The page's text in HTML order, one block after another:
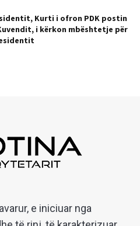
Kurti i ofron PDK postin
i kërkon mbështetje për
e iniciuar nga